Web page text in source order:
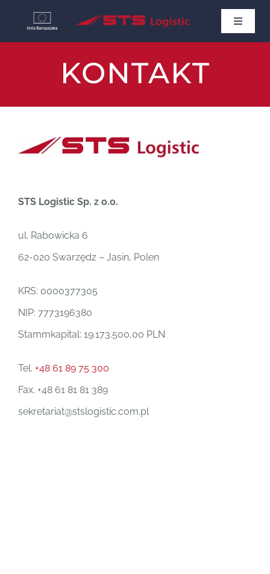
Toggle
KONTAKT
STS Logistic Sp. z o.o.
ul. Rabowicka 6
62-020 Swarzędz – Jasin, Polen
KRS: 0000377305
NIP: 7773196380
Stammkapital: 19.173.500,00 PLN
Tel. +48 61 89 75 300
Fax. +48 61 81 81 389
sekretariat@stslogistic.com.pl